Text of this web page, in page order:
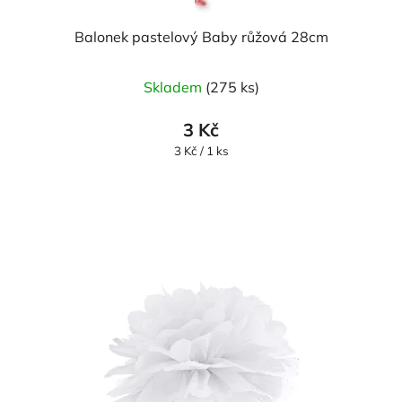
Balonek pastelový Baby růžová 28cm
Skladem (275 ks)
3 Kč
Měrná
3 Kč / 1 ks